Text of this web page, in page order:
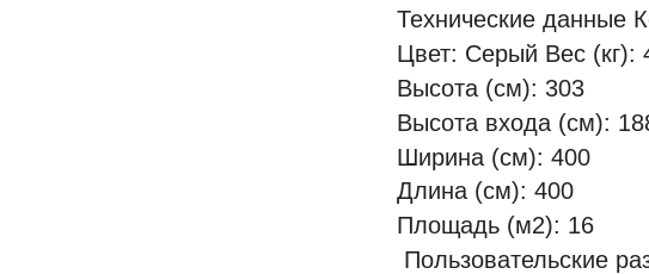
Технические данные
Цвет: Серый Вес (кг):
Высота (см): 303
Высота входа (см):
Ширина (см): 400
Длина (см): 400
Площадь (м2): 16
Пользовательские